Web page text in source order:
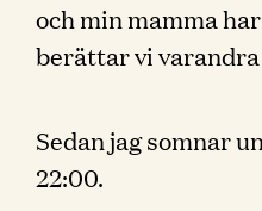
och min mamma
berättar vi varandra
Sedan jag somnar
22:00.